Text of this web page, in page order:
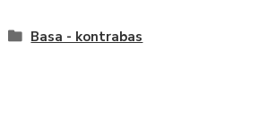
Basa - kontrabas